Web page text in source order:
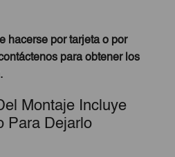
hacerse por tarjeta o por
para obtener los
Montaje Incluye
Para Dejarlo